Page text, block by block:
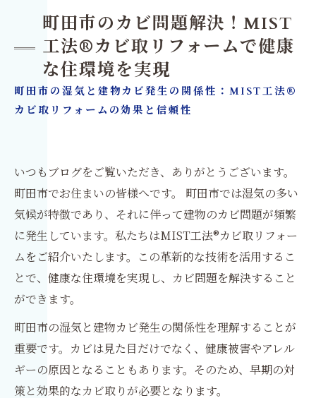
町田市のカビ問題解決！MIST
工法®カビ取リフォームで健康
な住環境を実現
町田市の湿気と建物カビ発生の関係性：MIST工法®
カビ取リフォームの効果と信頼性
いつもブログをご覧いただき、ありがとうございます。
町田市でお住まいの皆様へです。 町田市では湿気の多い
気候が特徴であり、それに伴って建物のカビ問題が頻繁
に発生しています。私たちはMIST工法®カビ取リフォー
ムをご紹介いたします。この革新的な技術を活用するこ
とで、健康な住環境を実現し、カビ問題を解決すること
ができます。
町田市の湿気と建物カビ発生の関係性を理解することが
重要です。カビは見た目だけでなく、健康被害やアレル
ギーの原因となることもあります。そのため、早期の対
策と効果的なカビ取りが必要となります。